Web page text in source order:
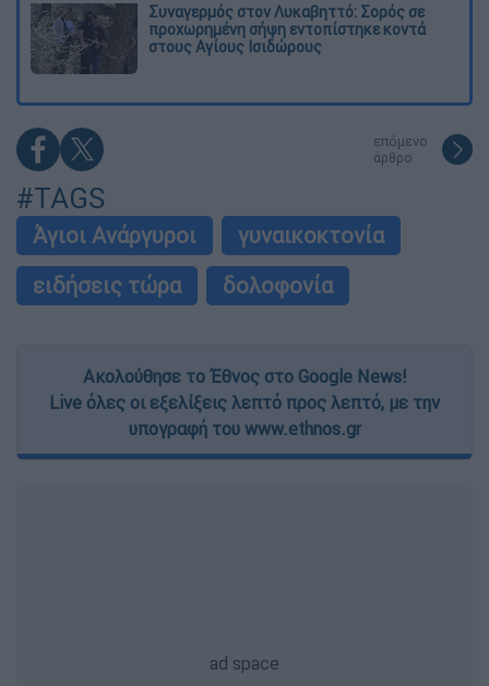
Συναγερμός στον Λυκαβηττό: Σορός σε
προχωρημένη σήψη εντοπίστηκε κοντά
στους Αγίους Ισιδώρους
επόμενο
άρθρο
#TAGS
Άγιοι Ανάργυροι
γυναικοκτονία
ειδήσεις τώρα
δολοφονία
Ακολούθησε το Έθνος στο Google News!
Live όλες οι εξελίξεις λεπτό προς λεπτό, με την
υπογραφή του www.ethnos.gr